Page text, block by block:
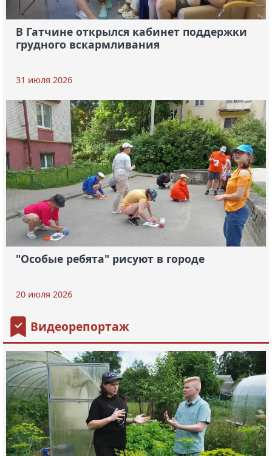
В Гатчине открылся кабинет поддержки
грудного вскармливания
31 июля 2026
"Особые ребята" рисуют в городе
20 июля 2026
Видеорепортаж